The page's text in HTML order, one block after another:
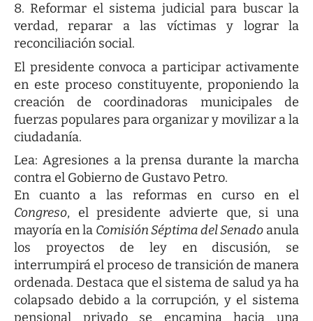
Reformar el sistema judicial para buscar la
verdad, reparar a las víctimas y lograr la
reconciliación social.
El presidente convoca a participar activamente
en este proceso constituyente, proponiendo la
creación de coordinadoras municipales de
fuerzas populares para organizar y movilizar a la
ciudadanía.
Lea: Agresiones a la prensa durante la marcha
contra el Gobierno de Gustavo Petro.
En cuanto a las reformas en curso en el
Congreso, el presidente advierte que, si una
mayoría en la Comisión Séptima del Senado anula
los proyectos de ley en discusión, se
interrumpirá el proceso de transición de manera
ordenada. Destaca que el sistema de salud ya ha
colapsado debido a la corrupción, y el sistema
pensional privado se encamina hacia una